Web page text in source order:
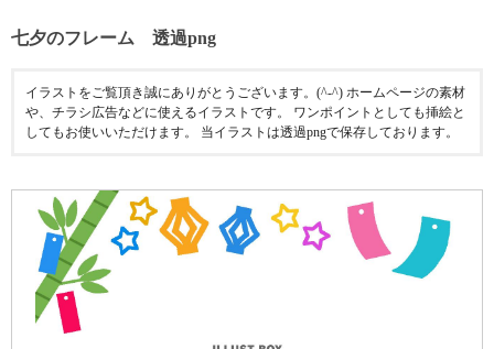
七夕のフレーム 透過png
イラストをご覧頂き誠にありがとうございます。(^-^) ホームページの素材
や、チラシ広告などに使えるイラストです。 ワンポイントとしても挿絵と
してもお使いいただけます。 当イラストは透過pngで保存しております。